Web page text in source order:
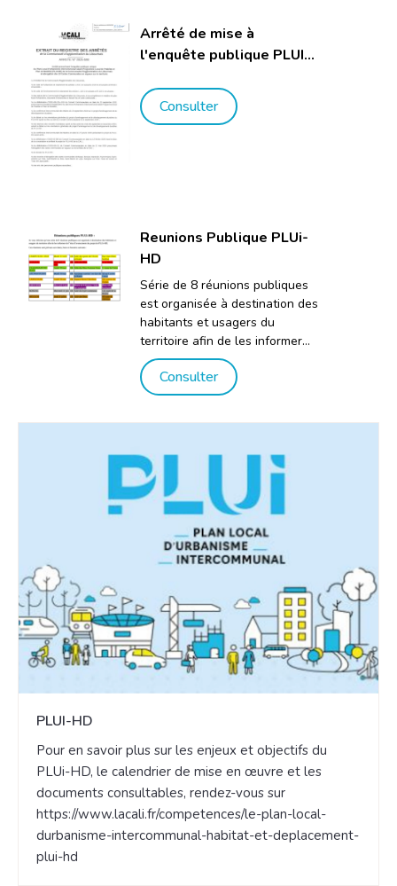
est fixé au Service Urbanisme
de la CALI, 33 avenue de la
Gare, 33870 Vayres.
Arrêté de mise à
l'enquête publique PLUI-
Consulter
Reunions Publique PLUi-
HD
Série de 8 réunions publiques
est organisée à destination des
habitants et usagers du
territoire afin de les informer
de l’état d’avancement du
projet de PLUi-HD. Ces
réunions sont prévues aux
Consulter
PLUI-HD
Pour en savoir plus sur les enjeux et objectifs du
PLUi-HD, le calendrier de mise en œuvre et les
documents consultables, rendez-vous sur
https://www.lacali.fr/competences/le-plan-local-
durbanisme-intercommunal-habitat-et-deplacement-
plui-hd